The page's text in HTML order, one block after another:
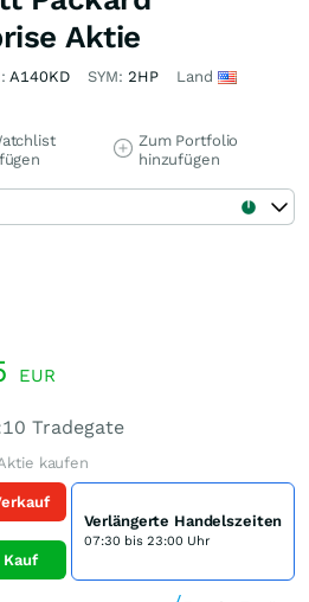
Aktie
A140KD SYM: 2HP Land
Zum Portfolio
hinzufügen
EUR
Tradegate
kaufen
Kauf
Verlängerte Handelszeiten
07:30 bis 23:00 Uhr